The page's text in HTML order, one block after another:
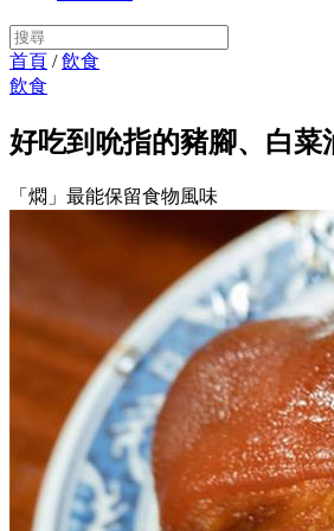
首頁 /飲食
飲食
好吃到吮指的豬腳、白菜
「燜」最能保留食物風味